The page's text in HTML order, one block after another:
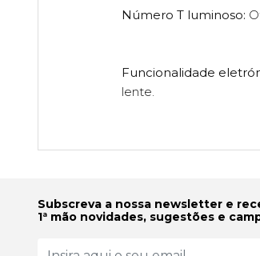
Número T luminoso:
Funcionalidade
lente.
Subscreva a nossa newsletter e
1ª mão novidades, sugestões e